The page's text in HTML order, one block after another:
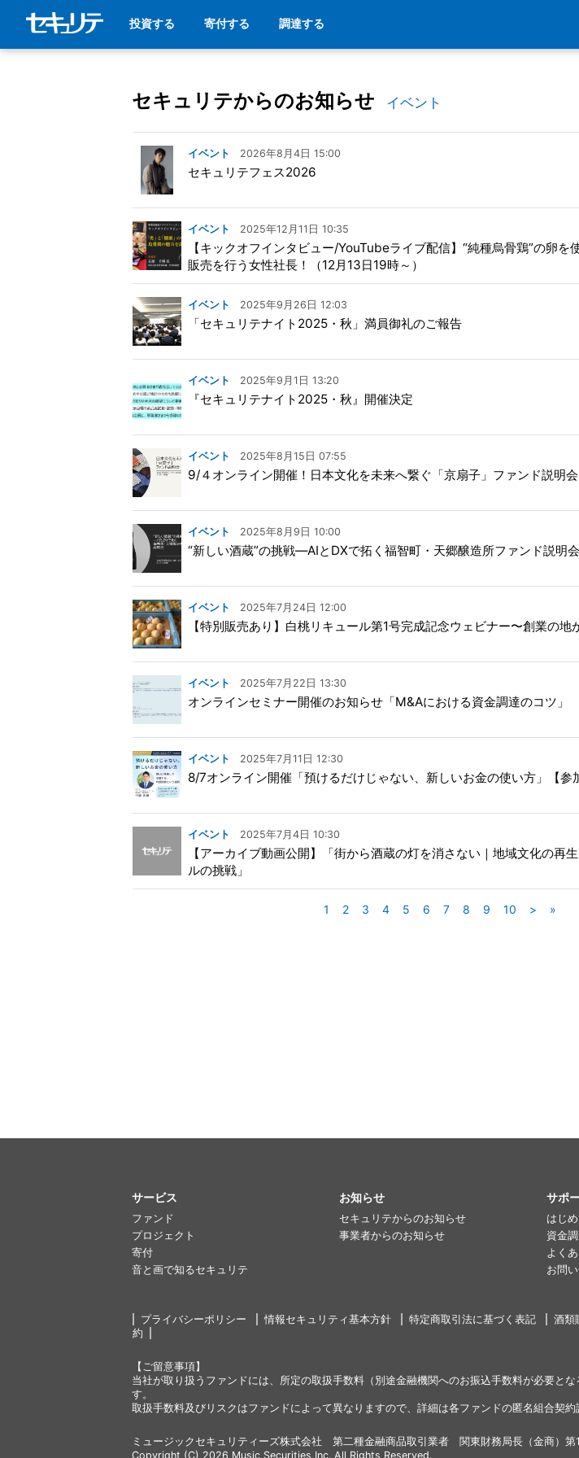
投資する 寄付する 調達する
セキュリテからのお知らせ イベント
イベント 2026年8月4日 15:00
セキュリテフェス2026
イベント 2025年12月11日 10:35
【キックオフインタビュー/YouTubeライブ配信】“純種烏骨鶏”の卵を
販売を行う女性社長！（12月13日19時～）
イベント 2025年9月26日 12:03
「セキュリテナイト2025・秋」満員御礼のご報告
イベント 2025年9月1日 13:20
『セキュリテナイト2025・秋』開催決定
イベント 2025年8月15日 07:55
9/４オンライン開催！日本文化を未来へ繋ぐ「京扇子」ファンド説明会
イベント 2025年8月9日 10:00
“新しい酒蔵”の挑戦—AIとDXで拓く福智町・天郷醸造所ファンド説明
イベント 2025年7月24日 12:00
【特別販売あり】白桃リキュール第1号完成記念ウェビナー〜創業の地
イベント 2025年7月22日 13:30
オンラインセミナー開催のお知らせ「M&Aにおける資金調達のコツ」
イベント 2025年7月11日 12:30
8/7オンライン開催「預けるだけじゃない、新しいお金の使い方」【参
イベント 2025年7月4日 10:30
【アーカイブ動画公開】「街から酒蔵の灯を消さない｜地域文化の再
ルの挑戦」
1 2 3 4 5 6 7 8 9 10 > »
サービス
ファンド
プロジェクト
寄付
音と画で知るセキュリテ
お知らせ
セキュリテからのお知らせ
事業者からのお知らせ
サポ
はじ
資金
よく
お問
プライバシーポリシー 情報セキュリティ基本方針 特定商取引法に基づく表記 酒類
約
【ご留意事項】
当社が取り扱うファンドには、所定の取扱手数料（別途金融機関へのお振込手数料が必要と
す。
取扱手数料及びリスクはファンドによって異なりますので、詳細は各ファンドの匿名組合契約
ミュージックセキュリティーズ株式会社 第二種金融商品取引業者 関東財務局長（金商）
Copyright (C) 2026 Music Securities,Inc. All Rights Reserved.